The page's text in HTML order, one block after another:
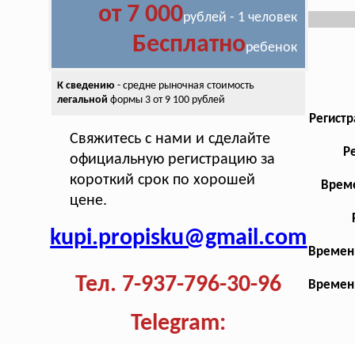
от 7 000рублей - 1 человек
Бесплатноребенок
К сведению - средне рыночная стоимость
легальной формы 3 от 9 100 рублей
Свяжитесь с нами и сделайте
официальную регистрацию за
короткий срок по хорошей
цене.
kupi.propisku@gmail.com
Тел. 7-937-796-30-96
Telegram: